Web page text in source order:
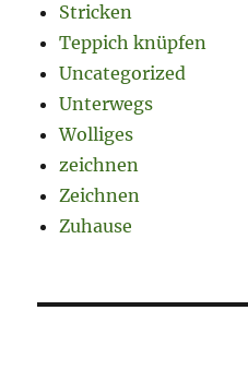
Stricken
Teppich knüpfen
Uncategorized
Unterwegs
Wolliges
zeichnen
Zeichnen
Zuhause